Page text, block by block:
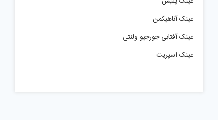
عینک آناهیکمن
عینک آفتابی جورجیو ولنتی
عینک اسپریت